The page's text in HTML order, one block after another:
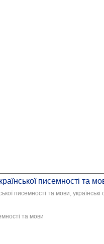
писемності та
писемності та мови,
та мови